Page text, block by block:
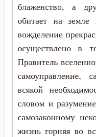
Нравственность
Обида
Обличение
Общение
Оправдание себя
блаженство, а
обитает на
вожделение
осуществлено в
Правитель
самоуправление,
всякой
словом и
самозаконному
жизнь горняя во